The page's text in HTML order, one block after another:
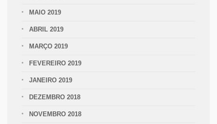
MAIO 2019
ABRIL 2019
MARÇO 2019
FEVEREIRO 2019
JANEIRO 2019
DEZEMBRO 2018
NOVEMBRO 2018